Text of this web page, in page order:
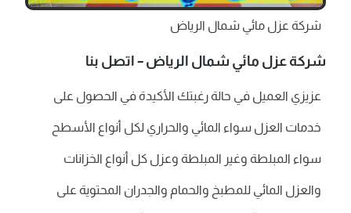
شركة عزل مائي شمال الرياض
شركة عزل مائي شمال الرياض – اتصل بنا
عزيزي العميل في حالة رغبتك الأكيدة في الحصول على
خدمات العزل سواء المائي والحراري لكل أنواع الأسطح
سواء المبلطة وغير المبلطة وعزل كل أنواع الخزانات
والعزل المائي للمطبخ والحمام والجدران المحتوية على